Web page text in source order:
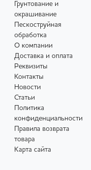
Грунтование и
окрашивание
Пескоструйная
обработка
О компании
Доставка и оплата
Реквизиты
Контакты
Новости
Статьи
Политика
конфиденциальности
Правила возврата
товара
Карта сайта